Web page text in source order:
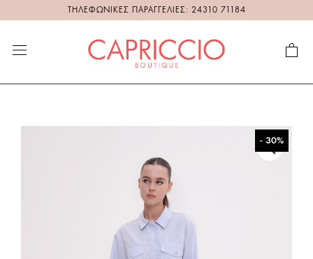
ΤΗΛΕΦΩΝΙΚΕΣ ΠΑΡΑΓΓΕΛΙΕΣ: 24310 71184
- 30%